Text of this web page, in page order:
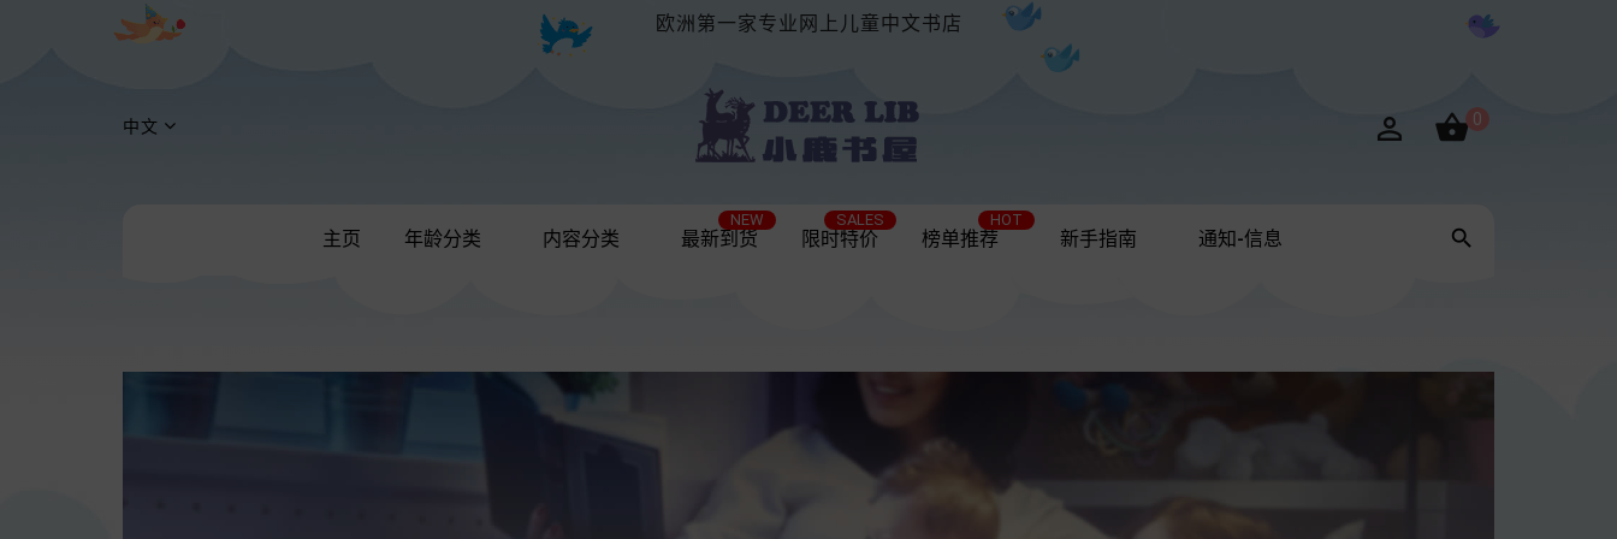
欧洲第一家专业网上儿童中文书店
中文  0
主页 年龄分类 内容分类 最新到货
NEW
限时特价
SALES
榜单推荐
HOT
新手指南 通知-信息 